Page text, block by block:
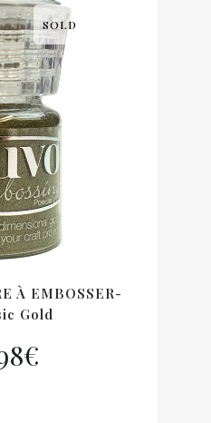
SOLD
À EMBOSSER-
Gold
€